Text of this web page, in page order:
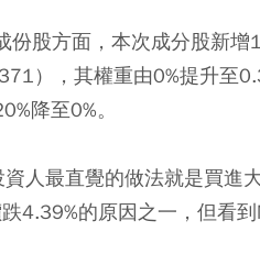
份股方面，本次成分股新
），其權重由0%提升至
降至0%。
人最直覺的做法就是買進
4.39%的原因之一，但看